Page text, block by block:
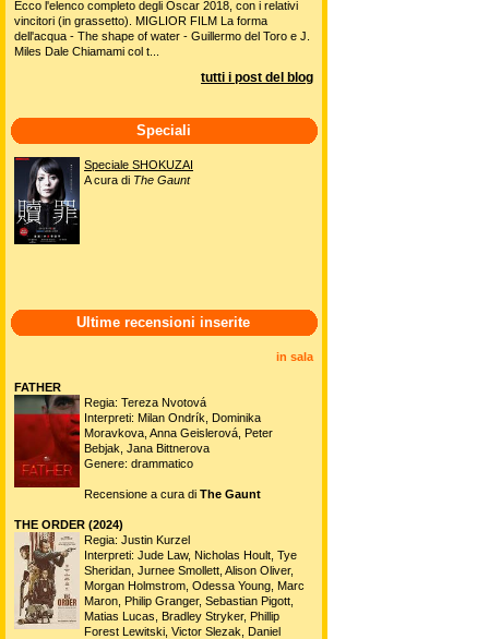
Ecco l'elenco completo degli Oscar 2018, con i relativi
vincitori (in grassetto). MIGLIOR FILM La forma
dell'acqua - The shape of water - Guillermo del Toro e J.
Miles Dale Chiamami col t...
tutti i post del blog
Speciali
Speciale SHOKUZAI
A cura di The Gaunt
Ultime recensioni inserite
in sala
FATHER
Regia: Tereza Nvotová
Interpreti: Milan Ondrík, Dominika
Moravkova, Anna Geislerová, Peter
Bebjak, Jana Bittnerova
Genere: drammatico
Recensione a cura di The Gaunt
THE ORDER (2024)
Regia: Justin Kurzel
Interpreti: Jude Law, Nicholas Hoult, Tye
Sheridan, Jurnee Smollett, Alison Oliver,
Morgan Holmstrom, Odessa Young, Marc
Maron, Philip Granger, Sebastian Pigott,
Matias Lucas, Bradley Stryker, Phillip
Forest Lewitski, Victor Slezak, Daniel